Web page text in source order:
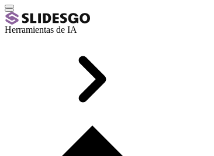
Herramientas de IA